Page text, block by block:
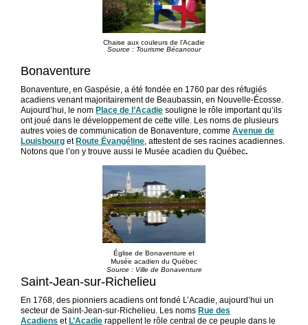
Chaise aux couleurs de l’Acadie
Source : Tourisme Bécancour
Bonaventure
Bonaventure, en Gaspésie, a été fondée en 1760 par des réfugiés
acadiens venant majoritairement de Beaubassin, en Nouvelle-Écosse.
Aujourd’hui, le nom Place de l’Acadie souligne le rôle important qu’ils
ont joué dans le développement de cette ville. Les noms de plusieurs
autres voies de communication de Bonaventure, comme Avenue de
Louisbourg et Route Évangéline, attestent de ses racines acadiennes.
Notons que l’on y trouve aussi le Musée acadien du Québec.
Église de Bonaventure et
Musée acadien du Québec
Source : Ville de Bonaventure
Saint-Jean-sur-Richelieu
En 1768, des pionniers acadiens ont fondé L’Acadie, aujourd’hui un
secteur de Saint-Jean-sur-Richelieu. Les noms Rue des
Acadiens et L’Acadie rappellent le rôle central de ce peuple dans le